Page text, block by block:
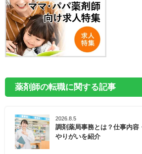
薬剤師の転職に関する記事
2026.8.5
調剤薬局事務とは？仕事内容
やりがいを紹介